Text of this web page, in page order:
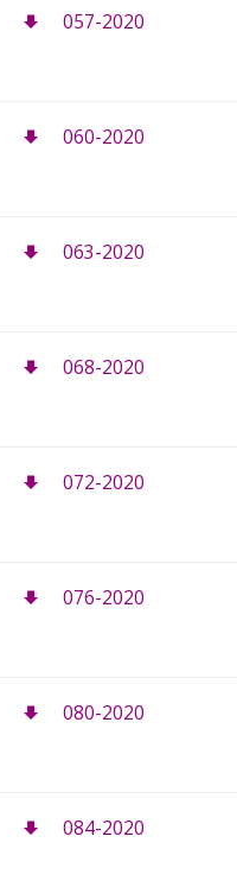
057-2020
060-2020
063-2020
068-2020
072-2020
076-2020
080-2020
084-2020